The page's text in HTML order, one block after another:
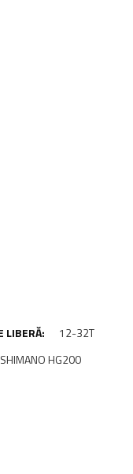
12-32T
SHIMANO HG200